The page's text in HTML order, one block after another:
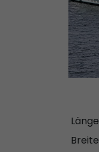
Länge
Breite